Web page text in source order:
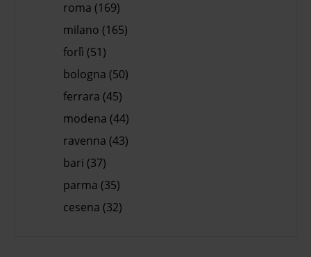
roma (169)
milano (165)
forlì (51)
bologna (50)
ferrara (45)
modena (44)
ravenna (43)
bari (37)
parma (35)
cesena (32)